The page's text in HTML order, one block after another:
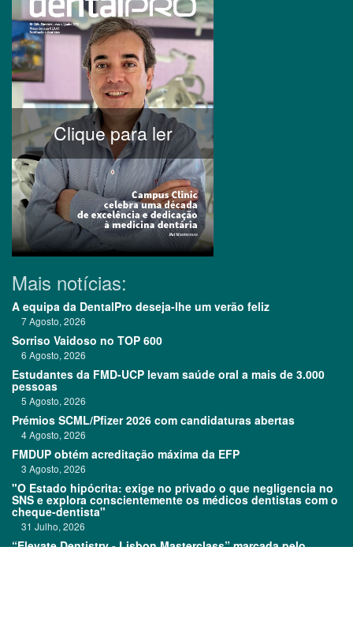
Clique para ler
Mais notícias:
A equipa da DentalPro deseja-lhe um verão feliz
7 Agosto, 2026
Sorriso Vaidoso no TOP 600
6 Agosto, 2026
Estudantes da FMD-UCP levam saúde oral a mais de 3.000
pessoas
5 Agosto, 2026
Prémios SCML/Pfizer 2026 com candidaturas abertas
4 Agosto, 2026
FMDUP obtém acreditação máxima da EFP
3 Agosto, 2026
"O Estado hipócrita: exige no privado o que negligencia no
SNS e explora conscientemente os médicos dentistas com o
cheque-dentista"
31 Julho, 2026
“Elevate Dentistry - Lisbon Masterclass” marcada pelo